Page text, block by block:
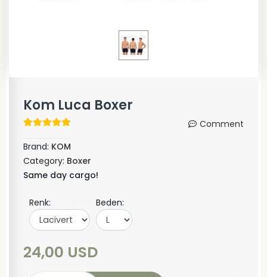
Kom Luca Boxer
Comment
Brand: KOM
Category: Boxer
Same day cargo!
Renk: Beden:
24,00 USD